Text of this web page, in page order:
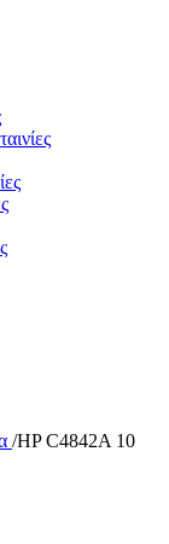
/HP C4842A 10